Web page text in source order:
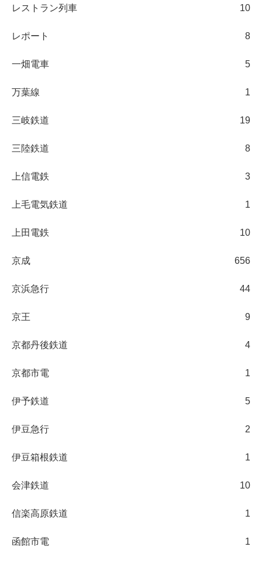
レストラン列車 10
レポート 8
一畑電車 5
万葉線 1
三岐鉄道 19
三陸鉄道 8
上信電鉄 3
上毛電気鉄道 1
上田電鉄 10
京成 656
京浜急行 44
京王 9
京都丹後鉄道 4
京都市電 1
伊予鉄道 5
伊豆急行 2
伊豆箱根鉄道 1
会津鉄道 10
信楽高原鉄道 1
函館市電 1